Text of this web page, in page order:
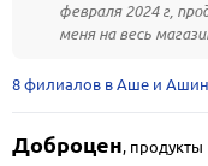
февраля 2024 г,
меня на весь
8 филиалов в Аше и
Доброцен, продукты